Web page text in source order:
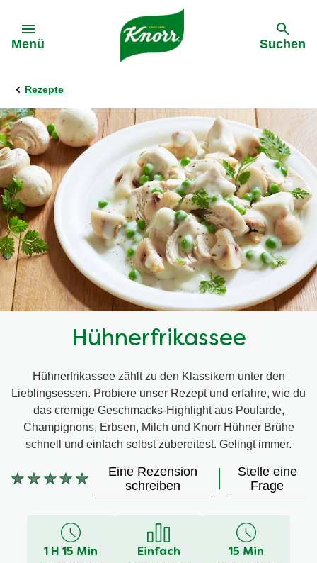
Menü Suchen
Rezepte
Hühnerfrikassee
Hühnerfrikassee zählt zu den Klassikern unter den
Lieblingsessen. Probiere unser Rezept und erfahre, wie du
das cremige Geschmacks-Highlight aus Poularde,
Champignons, Erbsen, Milch und Knorr Hühner Brühe
schnell und einfach selbst zubereitest. Gelingt immer.
Keine
abgegeben
Eine Rezension
schreiben
Stelle eine
Frage
1 H 15 Min Einfach 15 Min